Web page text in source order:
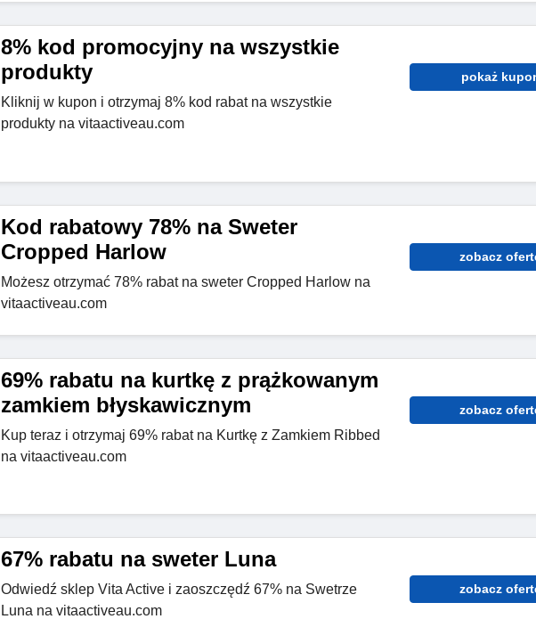
8% kod promocyjny na wszystkie
produkty
Kliknij w kupon i otrzymaj 8% kod rabat na wszystkie
produkty na vitaactiveau.com
pokaż
Kod rabatowy 78% na Sweter
Cropped Harlow
Możesz otrzymać 78% rabat na sweter Cropped Harlow na
vitaactiveau.com
zobacz
69% rabatu na kurtkę z prążkowanym
zamkiem błyskawicznym
Kup teraz i otrzymaj 69% rabat na Kurtkę z Zamkiem Ribbed
na vitaactiveau.com
zobacz
67% rabatu na sweter Luna
Odwiedź sklep Vita Active i zaoszczędź 67% na Swetrze
Luna na vitaactiveau.com
zobacz